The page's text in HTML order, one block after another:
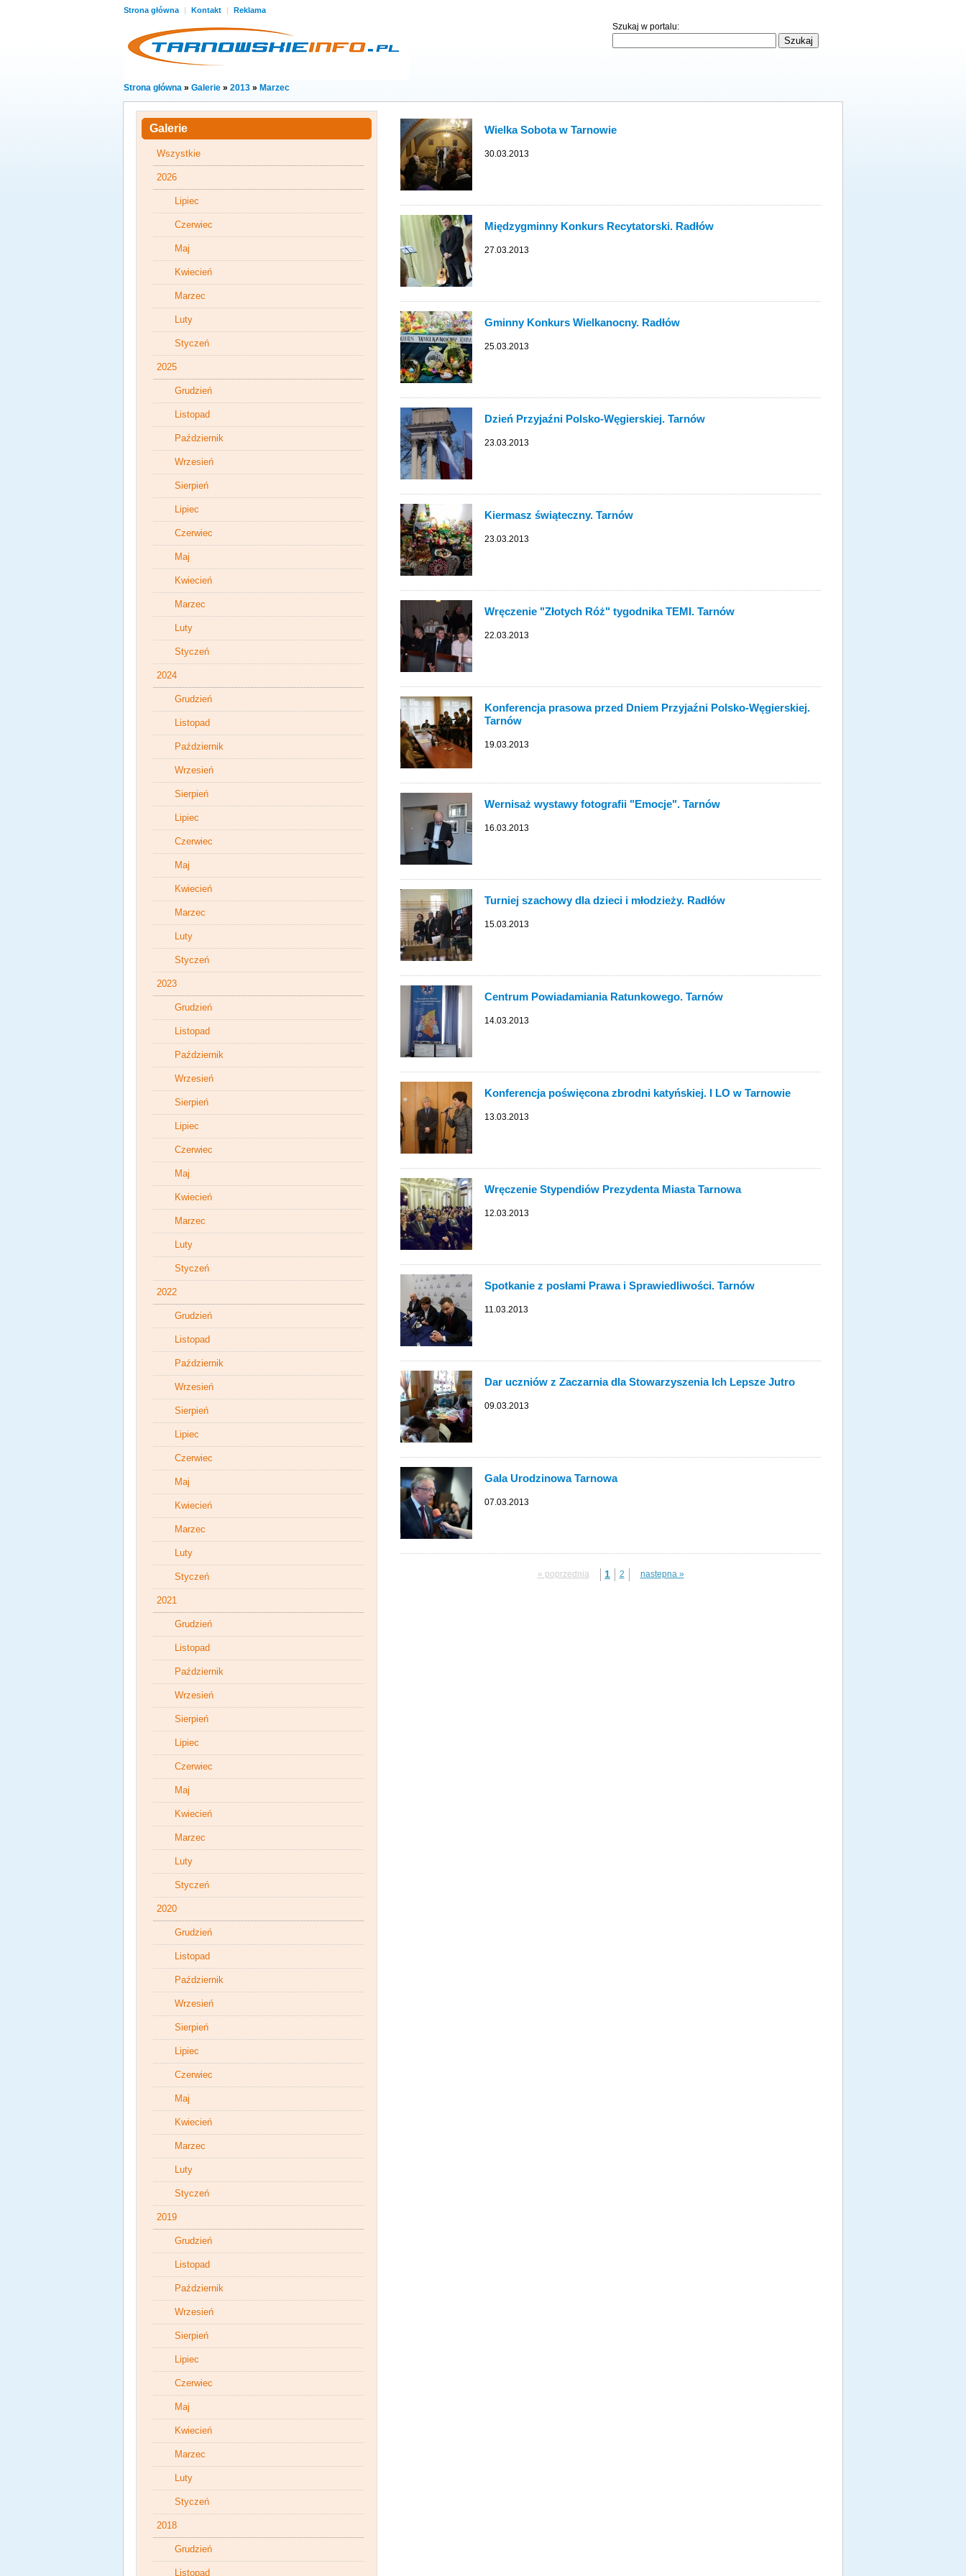
Strona główna | Kontakt | Reklama
Szukaj w portalu:
Strona główna » Galerie » 2013 » Marzec
Wielka Sobota w Tarnowie
30.03.2013
Międzygminny Konkurs Recytatorski. Radłów
27.03.2013
Gminny Konkurs Wielkanocny. Radłów
25.03.2013
Dzień Przyjaźni Polsko-Węgierskiej. Tarnów
23.03.2013
Kiermasz świąteczny. Tarnów
23.03.2013
Wręczenie "Złotych Róż" tygodnika TEMI. Tarnów
22.03.2013
Konferencja prasowa przed Dniem Przyjaźni Polsko-Węgierskiej.
Tarnów
19.03.2013
Wernisaż wystawy fotografii "Emocje". Tarnów
16.03.2013
Turniej szachowy dla dzieci i młodzieży. Radłów
15.03.2013
Centrum Powiadamiania Ratunkowego. Tarnów
14.03.2013
Konferencja poświęcona zbrodni katyńskiej. I LO w Tarnowie
13.03.2013
Wręczenie Stypendiów Prezydenta Miasta Tarnowa
12.03.2013
Spotkanie z posłami Prawa i Sprawiedliwości. Tarnów
11.03.2013
Dar uczniów z Zaczarnia dla Stowarzyszenia Ich Lepsze Jutro
09.03.2013
Gala Urodzinowa Tarnowa
07.03.2013
« poprzednia 1 2 nastepna »
Galerie
Wszystkie
2026
Lipiec
Czerwiec
Maj
Kwiecień
Marzec
Luty
Styczeń
2025
Grudzień
Listopad
Październik
Wrzesień
Sierpień
Lipiec
Czerwiec
Maj
Kwiecień
Marzec
Luty
Styczeń
2024
Grudzień
Listopad
Październik
Wrzesień
Sierpień
Lipiec
Czerwiec
Maj
Kwiecień
Marzec
Luty
Styczeń
2023
Grudzień
Listopad
Październik
Wrzesień
Sierpień
Lipiec
Czerwiec
Maj
Kwiecień
Marzec
Luty
Styczeń
2022
Grudzień
Listopad
Październik
Wrzesień
Sierpień
Lipiec
Czerwiec
Maj
Kwiecień
Marzec
Luty
Styczeń
2021
Grudzień
Listopad
Październik
Wrzesień
Sierpień
Lipiec
Czerwiec
Maj
Kwiecień
Marzec
Luty
Styczeń
2020
Grudzień
Listopad
Październik
Wrzesień
Sierpień
Lipiec
Czerwiec
Maj
Kwiecień
Marzec
Luty
Styczeń
2019
Grudzień
Listopad
Październik
Wrzesień
Sierpień
Lipiec
Czerwiec
Maj
Kwiecień
Marzec
Luty
Styczeń
2018
Grudzień
Listopad